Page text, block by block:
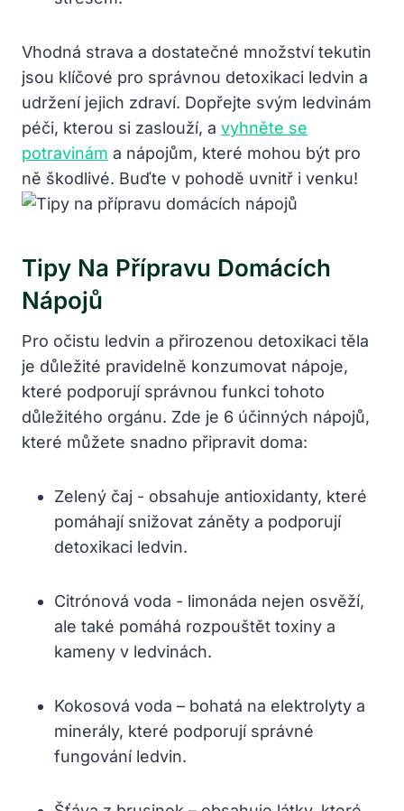
Vhodná strava a‌ dostatečné množství tekutin
jsou klíčové pro správnou‌ detoxikaci ​ledvin a
udržení⁣ jejich zdraví. Dopřejte svým ledvinám
péči, kterou ⁣si⁢ zaslouží, a vyhněte se
potravinám ⁢ a nápojům, které mohou být pro
ně ‍škodlivé. Buďte v pohodě⁣ uvnitř i venku!
Tipy Na Přípravu Domácích
‍nápojů
Pro očistu ledvin a přirozenou detoxikaci těla
je důležité pravidelně konzumovat nápoje,
‌které podporují správnou funkci tohoto⁤
důležitého orgánu. Zde ‍je ‍6 účinných nápojů,
které ⁢můžete snadno připravit doma:
Zelený ⁢čaj ⁤- obsahuje antioxidanty, které
pomáhají⁢ snižovat ⁢záněty⁢ a podporují
detoxikaci ledvin.
Citrónová voda ⁣- limonáda nejen osvěží,
ale také pomáhá rozpouštět toxiny a
kameny v ledvinách.
Kokosová ⁤voda – bohatá na elektrolyty a
minerály, které ‌podporují správné
fungování ledvin.